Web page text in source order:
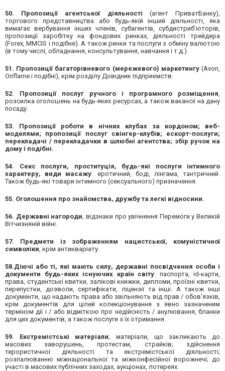
50. Пропозиції агентської діяльності (агент ПриватБанку),
торгового представництва або будь-якій інший діяльності, яка
вимагає вербування інших членів, субагентів, субдистриб’юторів,
пропозиції заробітку на фондових ринках, діяльності трейдера
(Forex, MMCIS і подібне). А також ринки та послуги з обміну валютою
(в тому числі, обладнання, консультування, навчання і т.д.).
51. Пропозиції багаторівневого (мережевого) маркетингу(Avon,
Oriflame і подібні), крім розділу Довідник підприємств.
52. Пропозиції послуг ручного і програмного розміщення,
розсилка оголошень на будь-яких ресурсах, а також вакансії на дану
посаду.
53. Пропозиції роботи в нічних клубах за кордоном; веб-
моделями; пропозиції послуг свінгер-клубів; ескорт-послуги;
перекладачі / перекладачки в шлюбні агентства; збір ручок на
дому і подібні.
54. Секс послуги, проституція, будь-які послуги інтимного
характеру, види масажу: еротичний, боді, лінгама, тантричний.
Також будь-які товари інтимного (сексуального) призначення.
55. Оголошення про знайомства, дружбу та легкі відносини.
56. Державні нагороди, відзнаки про увічнення Перемоги у Великій
Вітчизняній війні.
57. Предмети із зображенням нацистської, комуністичної
символіки, крім антикваріату.
58.Діючі або ті, які мають силу, державні посвідчення особи і
документи будь-яких існуючих країн світу: паспорта, id-карти,
права, студентські квитки, залікові книжки, дипломи, проїзні квитки,
перепустки, дозволи, сертифікати, ліцензії та інші. А також інші
документи, що надають права або звільняють від прав / обов'язків,
крім документів для цілей колекціонування з явно зазначеним
терміном дії і / або відміткою про недійсність / анулювання, бланки
для цих документів, а також послуги з їх отримання.
59. Екстремістські матеріали; матеріали, що закликають до
масових заворушень, протестам, страйків; здійснення
терористичної діяльності та екстремістської діяльності;
розпалюванню міжнаціональної та міжконфесійної ворожнечі; до
участі в масових публічних заходах, аукціонах, лотереях.